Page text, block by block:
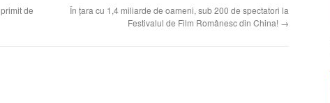
de
În ţara cu 1,4 miliarde de oameni, sub 200 de spectatori la
Festivalul de Film Românesc din China! →